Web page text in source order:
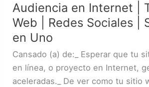
Audiencia en Internet |
Web | Redes Sociales |
en Uno
Cansado (a) de:_ Esperar que tu
en línea, o proyecto en Internet,
aceleradas._ De ver como tu sitio
Internet
|
Tráfico